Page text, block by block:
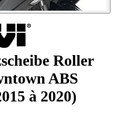
Roller
ABS
à 2020)